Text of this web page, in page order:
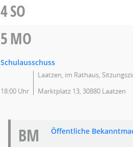
4SO
5MO
Schulausschuss
18:00 Uhr
Laatzen, im Rathaus,
Marktplatz 13, 30880 Laatzen
BM Öffentliche